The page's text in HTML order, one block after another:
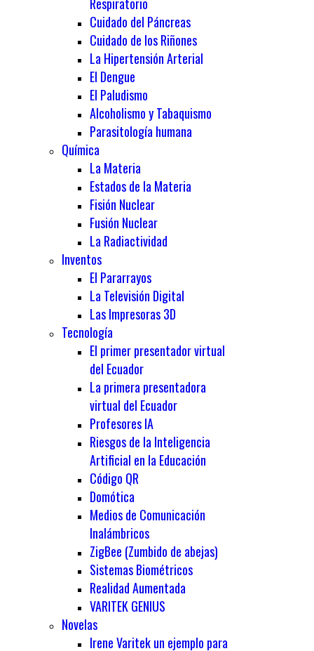
Cuidado del Páncreas
Cuidado de los Riñones
La Hipertensión Arterial
El Dengue
El Paludismo
Alcoholismo y Tabaquismo
Parasitología humana
Química
La Materia
Estados de la Materia
Fisión Nuclear
Fusión Nuclear
La Radiactividad
Inventos
El Pararrayos
La Televisión Digital
Las Impresoras 3D
Tecnología
El primer presentador virtual
del Ecuador
La primera presentadora
virtual del Ecuador
Profesores IA
Riesgos de la Inteligencia
Artificial en la Educación
Código QR
Domótica
Medios de Comunicación
Inalámbricos
ZigBee (Zumbido de abejas)
Sistemas Biométricos
Realidad Aumentada
VARITEK GENIUS
Novelas
Irene Varitek un ejemplo para